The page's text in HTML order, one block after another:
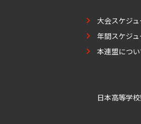
大会スケジ
年間スケジ
本連盟につい
日本高等学